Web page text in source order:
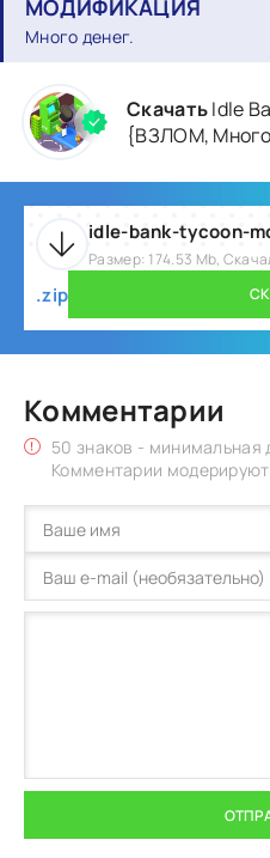
МОДИФИКАЦИЯ
Много денег.
СкачатьIdle
{ВЗЛОМ,
Размер: 174.53 Mb,
.zip
Комментарии
50 знаков - минимальная
Комментарии